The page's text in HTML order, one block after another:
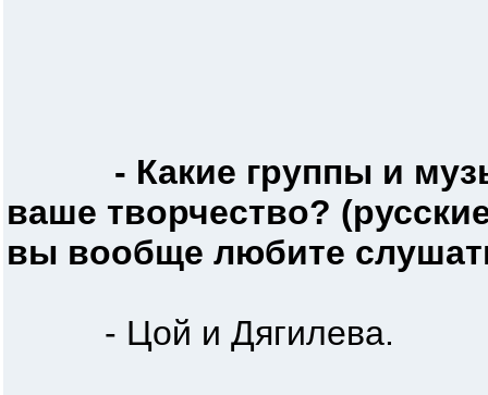
- Какие группы и
ваше творчество?
вы вообще любите
- Цой и Дягилева.